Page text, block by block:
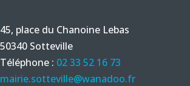
45, place du Chanoine Lebas
50340 Sotteville
Téléphone : 02 33 52 16 73
mairie.sotteville@wanadoo.fr